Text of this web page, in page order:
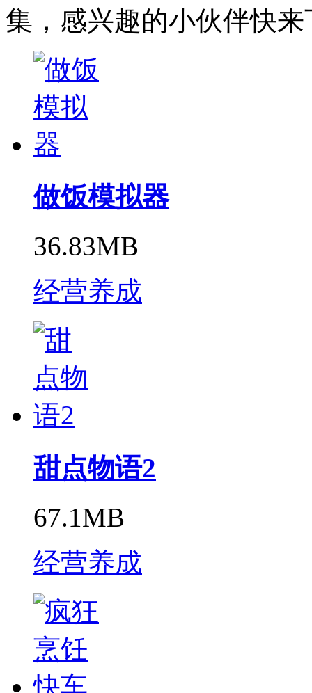
集，感兴趣的小伙伴快
做饭模拟器
36.83MB
经营养成
甜点物语2
67.1MB
经营养成